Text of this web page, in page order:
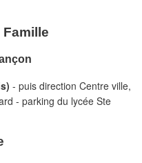
- puis direction Centre ville,
- parking du lycée Ste